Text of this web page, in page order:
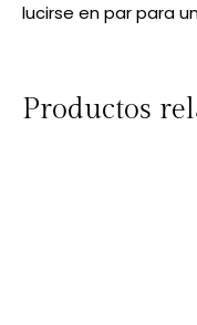
lucirse en par para
Productos